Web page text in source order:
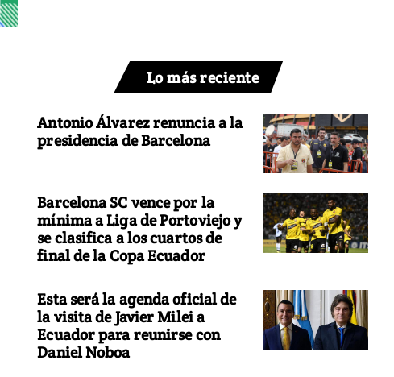
Lo más reciente
Antonio Álvarez renuncia a la
presidencia de Barcelona
Barcelona SC vence por la
mínima a Liga de Portoviejo y
se clasifica a los cuartos de
final de la Copa Ecuador
Esta será la agenda oficial de
la visita de Javier Milei a
Ecuador para reunirse con
Daniel Noboa